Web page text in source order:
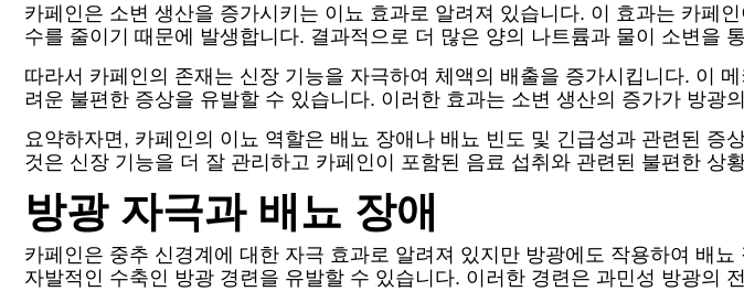
카페인은 소변 생산을 증가시키는 이뇨 효과로 알려져 있습니다. 이 효과는 카페
수를 줄이기 때문에 발생합니다. 결과적으로 더 많은 양의 나트륨과 물이 소변을
따라서 카페인의 존재는 신장 기능을 자극하여 체액의 배출을 증가시킵니다. 이
려운 불편한 증상을 유발할 수 있습니다. 이러한 효과는 소변 생산의 증가가 방
요약하자면, 카페인의 이뇨 역할은 배뇨 장애나 배뇨 빈도 및 긴급성과 관련된
것은 신장 기능을 더 잘 관리하고 카페인이 포함된 음료 섭취와 관련된 불편한 상
방광 자극과 배뇨 장애
카페인은 중추 신경계에 대한 자극 효과로 알려져 있지만 방광에도 작용하여 배
자발적인 수축인 방광 경련을 유발할 수 있습니다. 이러한 경련은 과민성 방광의